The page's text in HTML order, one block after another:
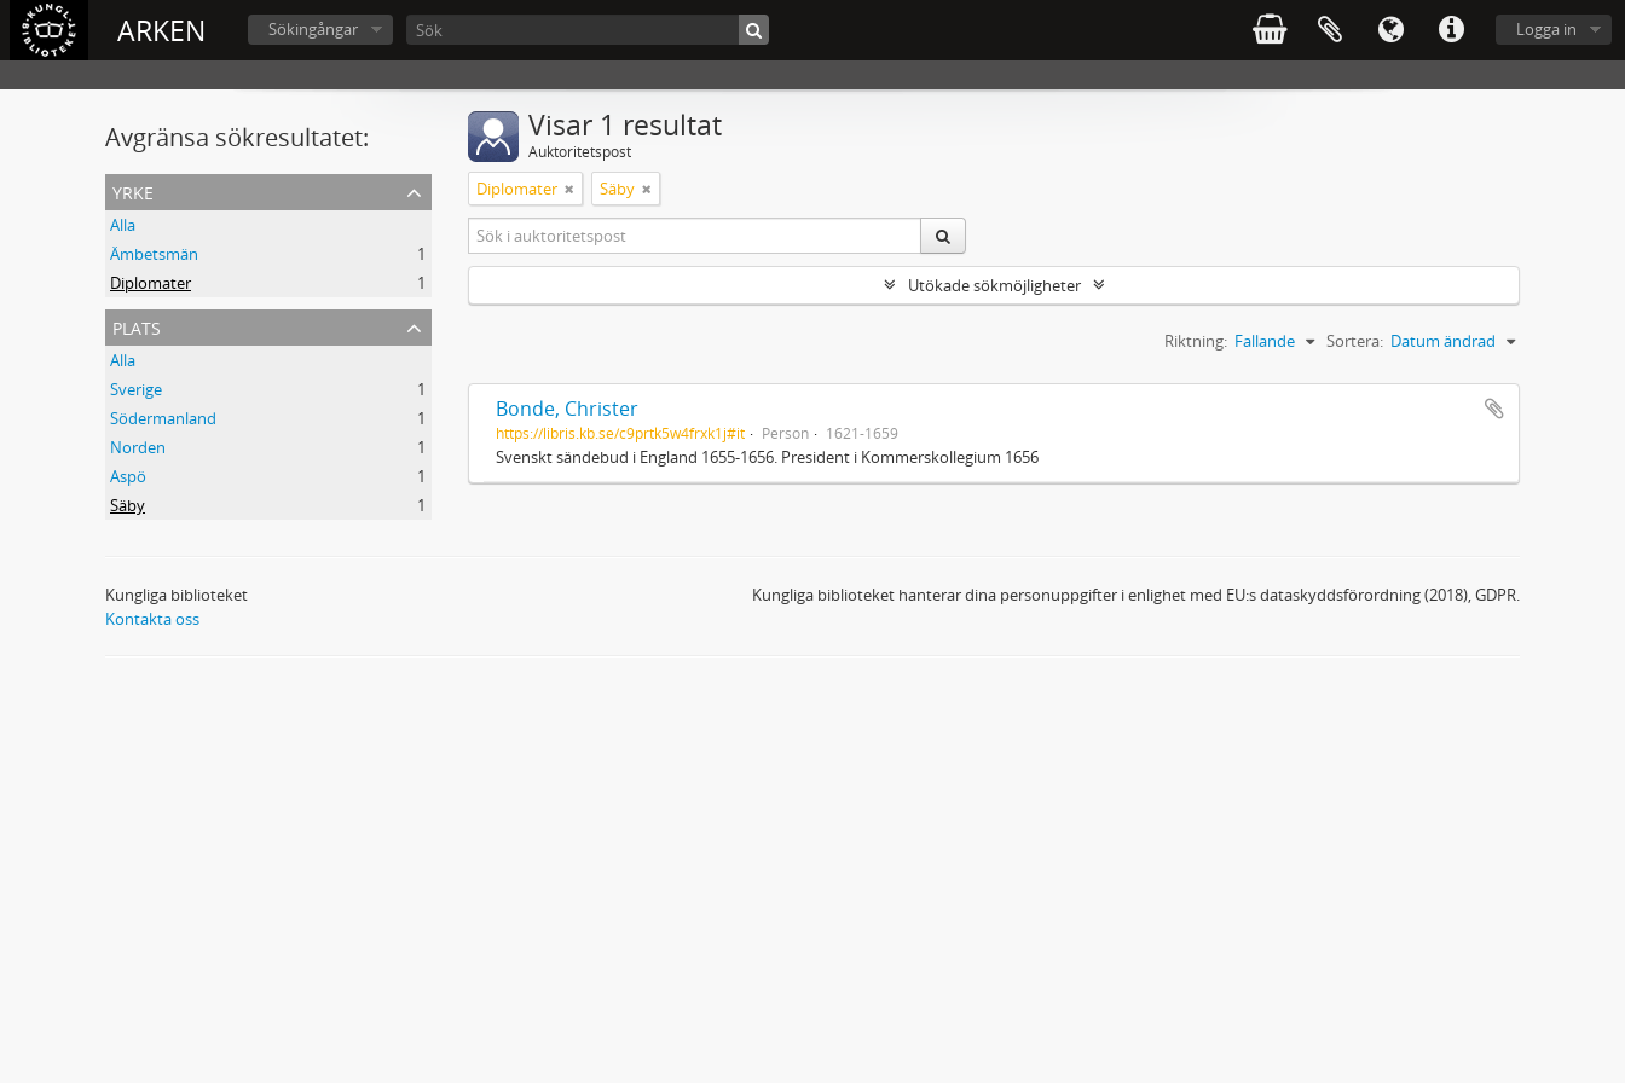
ARKEN Logga in
Sökingångar
Avgränsa sökresultatet:
yrke
Alla
Ämbetsmän
1
Diplomater
1
plats
Alla
Sverige
1
Södermanland
1
Norden
1
Aspö
1
Säby
1
Visar 1 resultat
Auktoritetspost
Diplomater Säby
Utökade sökmöjligheter
Sortera: Datum ändrad
Riktning: Fallande
Bonde, Christer
https://libris.kb.se/c9prtk5w4frxk1j#it Person 1621-1659
Svenskt sändebud i England 1655-1656. President i Kommerskollegium 1656
Kungliga biblioteket
Kontakta oss
Kungliga biblioteket hanterar dina personuppgifter i enlighet med EU:s dataskyddsförordning (2018), GDPR.